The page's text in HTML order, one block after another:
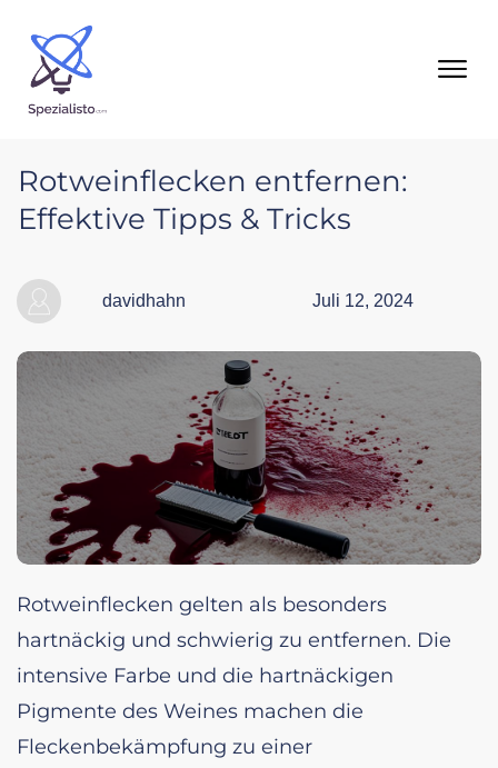
Rotweinflecken entfernen:
Effektive Tipps & Tricks
davidhahn Juli 12, 2024
Rotweinflecken gelten als besonders
hartnäckig und schwierig zu entfernen. Die
intensive Farbe und die hartnäckigen
Pigmente des Weines machen die
Fleckenbekämpfung zu einer